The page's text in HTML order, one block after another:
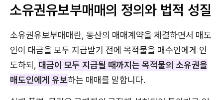
소유권유보부매매의 정의와 법적 성질
소유권유보부매매란, 동산의 매매계약을 체결하면서 매도
인이 대금을 모두 지급받기 전에 목적물을 매수인에게 인
도하되, 대금이 모두 지급될 때까지는 목적물의 소유권을
매도인에게 유보하는 매매를 말합니다.